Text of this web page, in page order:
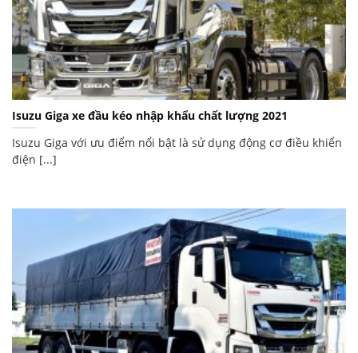
Isuzu Giga xe đầu kéo nhập khẩu chất lượng 2021
Isuzu Giga với ưu điểm nổi bật là sử dụng động cơ điều khiển
điện [...]